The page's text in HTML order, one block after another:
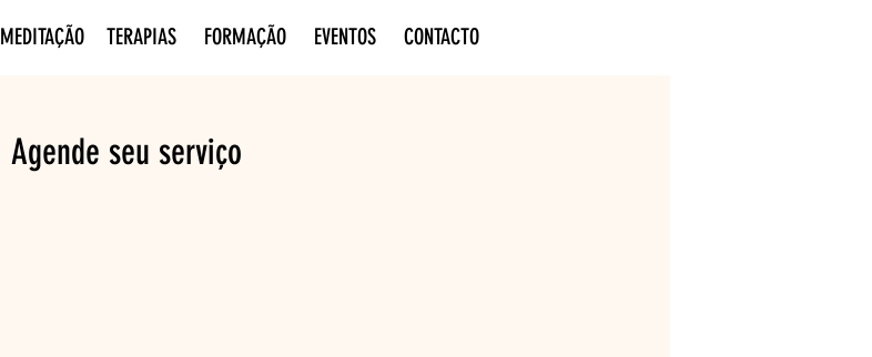
MEDITAÇÃO TERAPIAS FORMAÇÃO EVENTOS CONTACTO
Agende seu serviço